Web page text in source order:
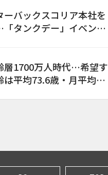
ーバックスコリア本社を
タンクデー」イベント
層1700万人時代…希望す
は平均73.6歳・月平均賃